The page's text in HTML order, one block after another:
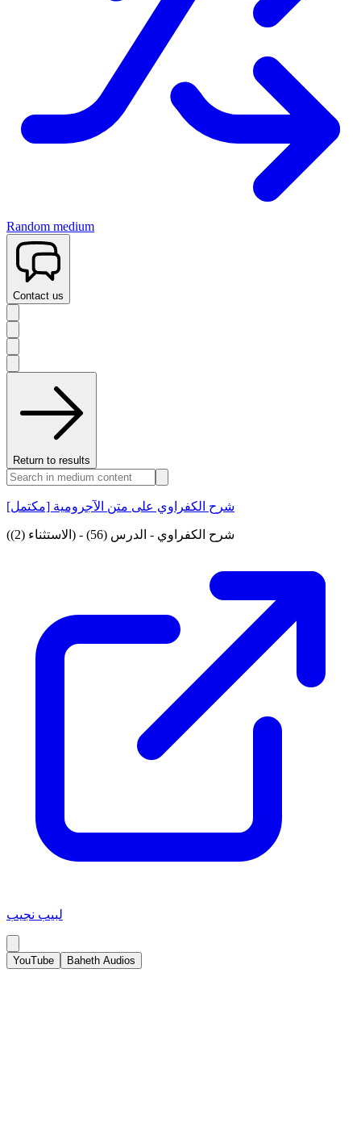
Random medium
Contact us
Return to results
شرح الكفراوي على متن الآجرومية [مكتمل]
شرح الكفراوي - الدرس (56) - (الاستثناء (2))
لبيب نجيب
YouTube Baheth Audios